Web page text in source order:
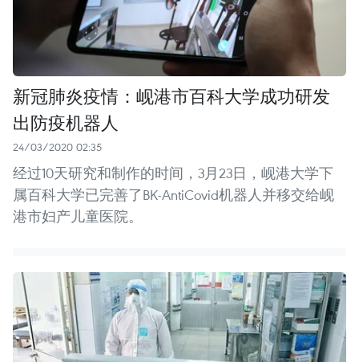
新冠肺炎疫情：岘港市百科大学成功研发
出防疫机器人
24/03/2020 02:35
经过10天研究和制作的时间，3月23日，岘港大学下
属百科大学已完善了BK-AntiCovid机器人并移交给岘
港市妇产儿童医院。